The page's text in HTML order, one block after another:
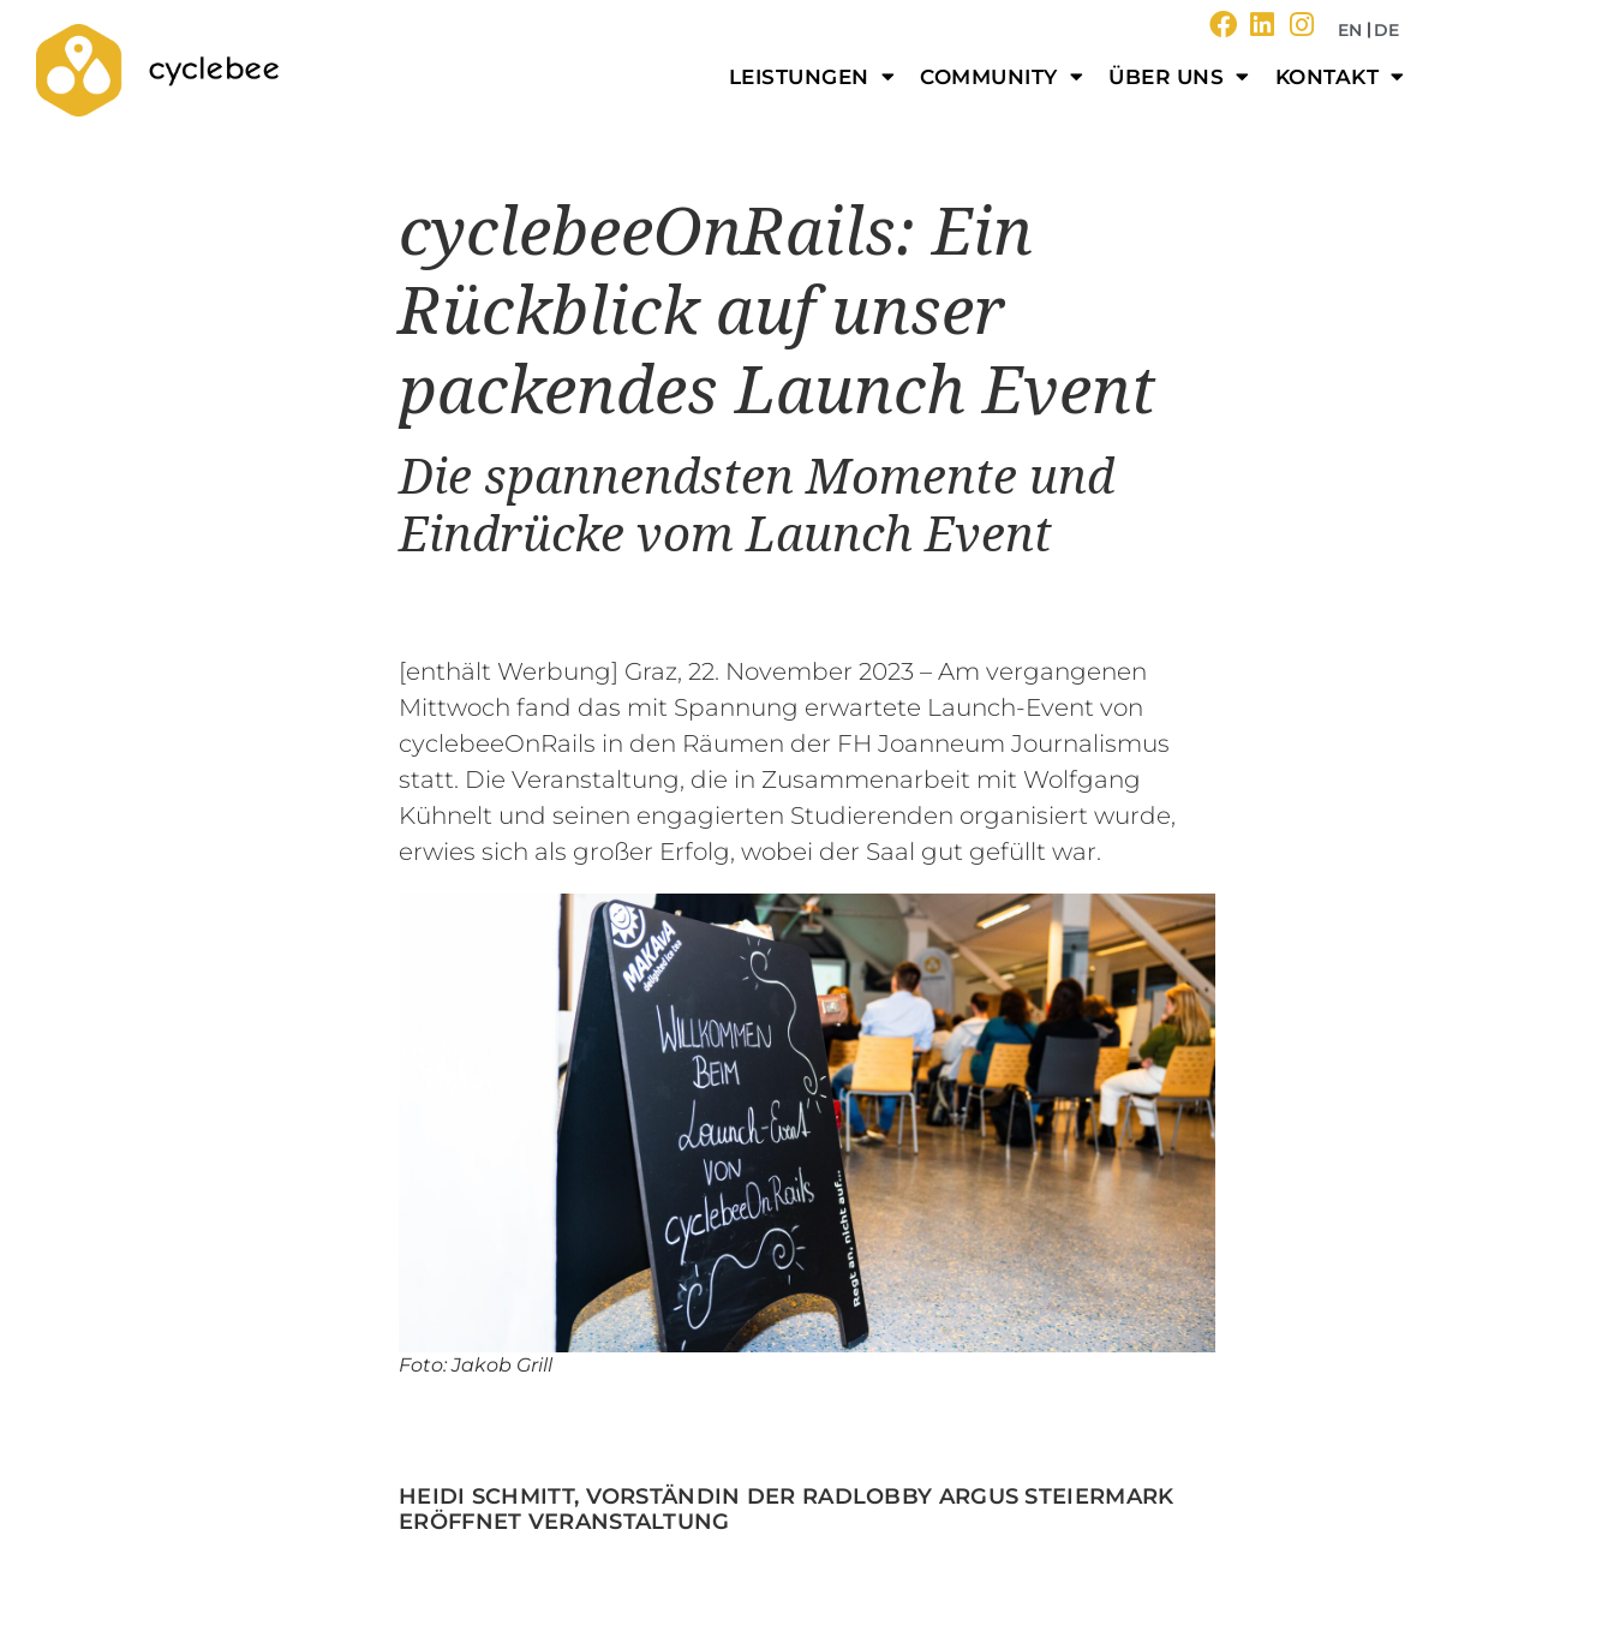
EN DE
LEISTUNGEN COMMUNITY ÜBER UNS KONTAKT
cyclebeeOnRails: Ein
Rückblick auf unser
packendes Launch Event
Die spannendsten Momente und
Eindrücke vom Launch Event
[enthält Werbung] Graz, 22. November 2023 – Am vergangenen
Mittwoch fand das mit Spannung erwartete Launch-Event von
cyclebeeOnRails in den Räumen der FH Joanneum Journalismus
statt. Die Veranstaltung, die in Zusammenarbeit mit Wolfgang
Kühnelt und seinen engagierten Studierenden organisiert wurde,
erwies sich als großer Erfolg, wobei der Saal gut gefüllt war.
Foto: Jakob Grill
HEIDI SCHMITT, VORSTÄNDIN DER RADLOBBY ARGUS STEIERMARK
ERÖFFNET VERANSTALTUNG